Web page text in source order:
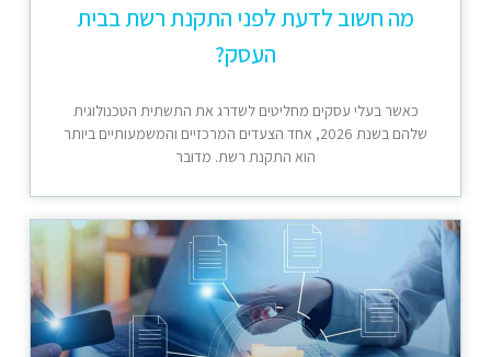
מה חשוב לדעת לפני התקנת רשת בבית
העסק?
כאשר בעלי עסקים מחליטים לשדרג את התשתית הטכנולוגית
שלהם בשנת 2026, אחד הצעדים המרכזיים והמשמעותיים ביותר
הוא התקנת רשת. מדובר